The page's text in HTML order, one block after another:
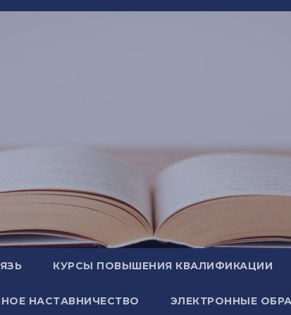
КУРСЫ ПОВЫШЕНИЯ КВАЛИФИКАЦИИ
НАСТАВНИЧЕСТВО ЭЛЕКТРОННЫЕ